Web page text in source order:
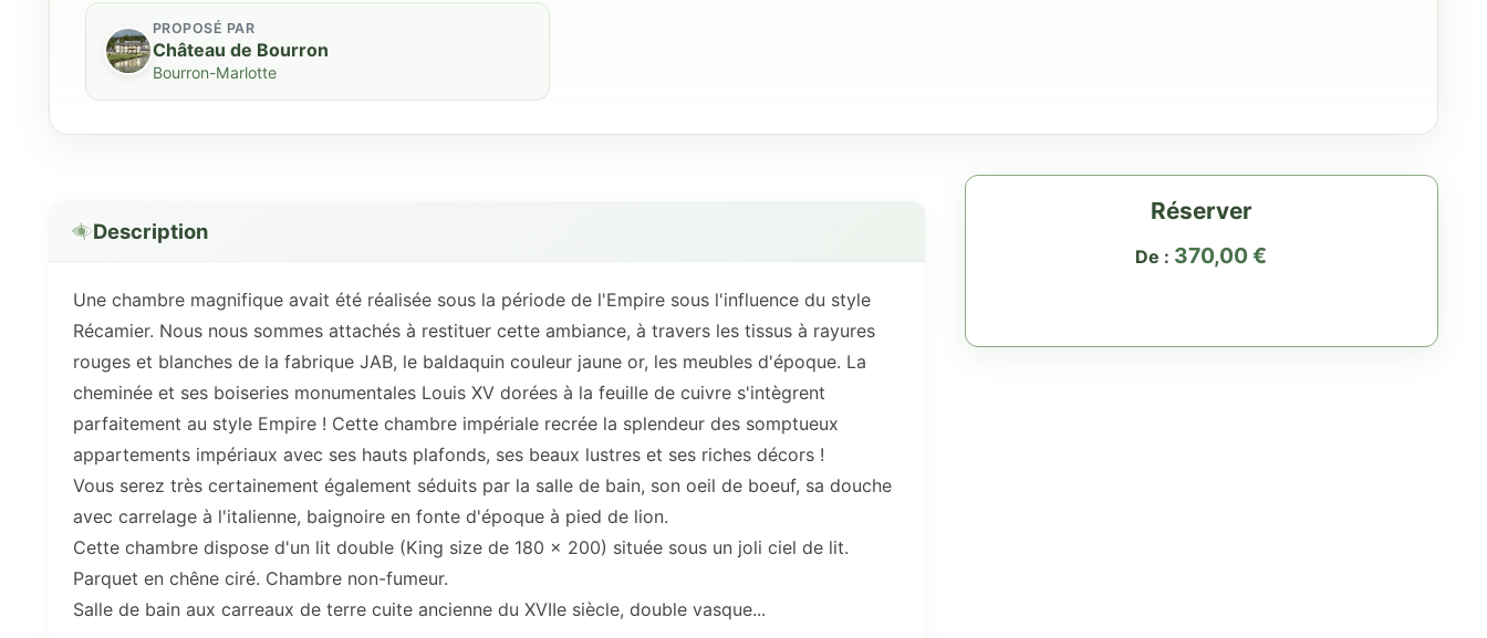
PROPOSÉ PAR
Château de Bourron
Bourron-Marlotte
Réserver
De : 370,00€
Description
Une chambre magnifique avait été réalisée sous la période de l'Empire sous l'influence du style
Récamier. Nous nous sommes attachés à restituer cette ambiance, à travers les tissus à rayures
rouges et blanches de la fabrique JAB, le baldaquin couleur jaune or, les meubles d'époque. La
cheminée et ses boiseries monumentales Louis XV dorées à la feuille de cuivre s'intègrent
parfaitement au style Empire ! Cette chambre impériale recrée la splendeur des somptueux
appartements impériaux avec ses hauts plafonds, ses beaux lustres et ses riches décors !
Vous serez très certainement également séduits par la salle de bain, son oeil de boeuf, sa douche
avec carrelage à l'italienne, baignoire en fonte d'époque à pied de lion.
Cette chambre dispose d'un lit double (King size de 180 x 200) située sous un joli ciel de lit.
Parquet en chêne ciré. Chambre non-fumeur.
Salle de bain aux carreaux de terre cuite ancienne du XVIIe siècle, double vasque...